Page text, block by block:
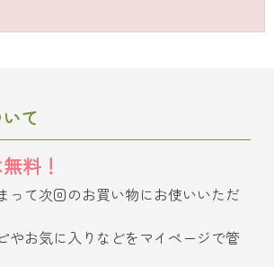
て
料！
って次回のお買い物にお使いいただ
やお気に入りなどをマイページで管